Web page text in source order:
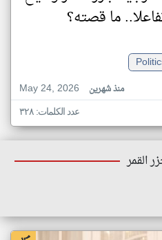
ما قصته؟
May 24, 2026
منذ شهرين
عدد الكلمات: ٣٢٨
القمر